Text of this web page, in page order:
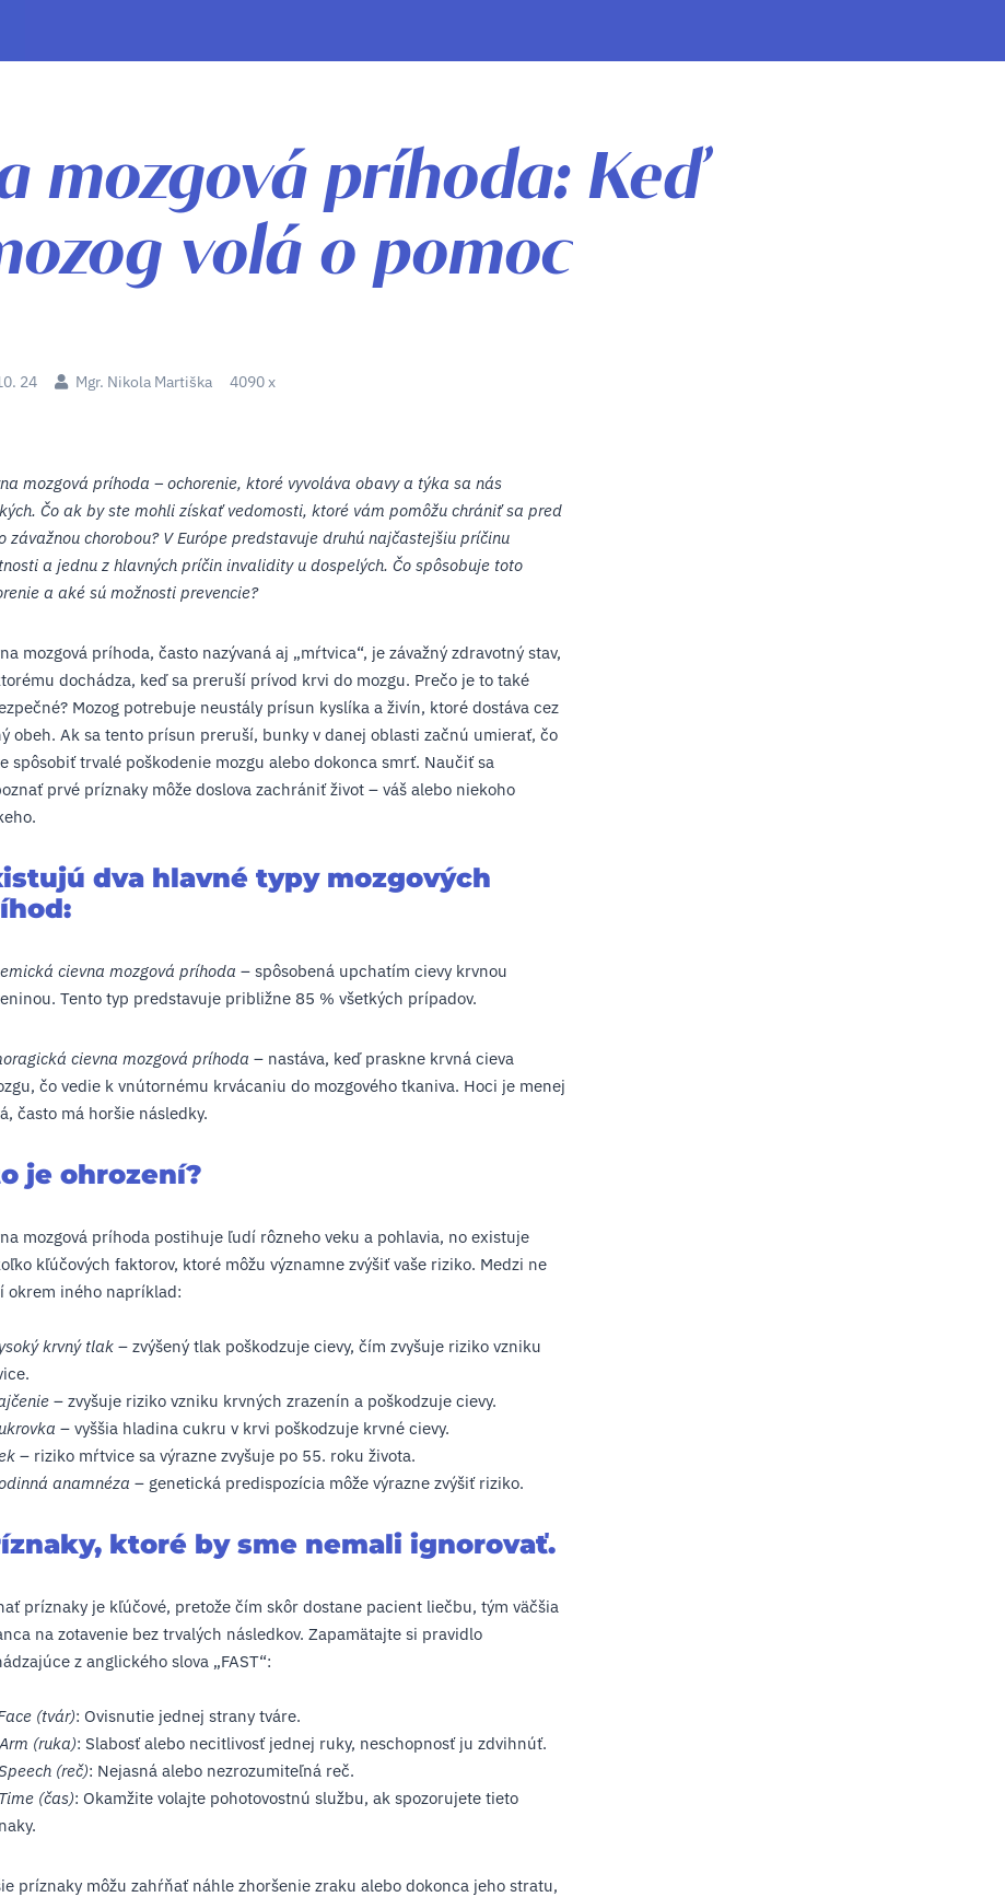
mozgová príhoda: Keď
volá o pomoc
24 Mgr. Nikola Martiška 4090 x
mozgová príhoda – ochorenie, ktoré vyvoláva obavy a týka sa nás
Čo ak by ste mohli získať vedomosti, ktoré vám pomôžu chrániť sa pred
závažnou chorobou? V Európe predstavuje druhú najčastejšiu príčinu
a jednu z hlavných príčin invalidity u dospelých. Čo spôsobuje toto
a aké sú možnosti prevencie?
mozgová príhoda, často nazývaná aj „mŕtvica“, je závažný zdravotný stav,
dochádza, keď sa preruší prívod krvi do mozgu. Prečo je to také
Mozog potrebuje neustály prísun kyslíka a živín, ktoré dostáva cez
obeh. Ak sa tento prísun preruší, bunky v danej oblasti začnú umierať, čo
spôsobiť trvalé poškodenie mozgu alebo dokonca smrť. Naučiť sa
prvé príznaky môže doslova zachrániť život – váš alebo niekoho
dva hlavné typy mozgových
cievna mozgová príhoda – spôsobená upchatím cievy krvnou
Tento typ predstavuje približne 85 % všetkých prípadov.
cievna mozgová príhoda – nastáva, keď praskne krvná cieva
čo vedie k vnútornému krvácaniu do mozgového tkaniva. Hoci je menej
často má horšie následky.
je ohrození?
mozgová príhoda postihuje ľudí rôzneho veku a pohlavia, no existuje
kľúčových faktorov, ktoré môžu významne zvýšiť vaše riziko. Medzi ne
okrem iného napríklad:
krvný tlak – zvýšený tlak poškodzuje cievy, čím zvyšuje riziko vzniku
– zvyšuje riziko vzniku krvných zrazenín a poškodzuje cievy.
– vyššia hladina cukru v krvi poškodzuje krvné cievy.
– riziko mŕtvice sa výrazne zvyšuje po 55. roku života.
anamnéza – genetická predispozícia môže výrazne zvýšiť riziko.
ktoré by sme nemali ignorovať.
príznaky je kľúčové, pretože čím skôr dostane pacient liečbu, tým väčšia
na zotavenie bez trvalých následkov. Zapamätajte si pravidlo
z anglického slova „FAST“:
(tvár): Ovisnutie jednej strany tváre.
Arm (ruka): Slabosť alebo necitlivosť jednej ruky, neschopnosť ju zdvihnúť.
(reč): Nejasná alebo nezrozumiteľná reč.
Time (čas): Okamžite volajte pohotovostnú službu, ak spozorujete tieto
príznaky môžu zahŕňať náhle zhoršenie zraku alebo dokonca jeho stratu,